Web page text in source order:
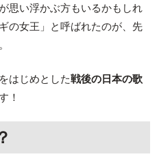
思い浮かぶ方もいるかもしれ
の女王」と呼ばれたのが、先
はじめとした戦後の日本の歌
！